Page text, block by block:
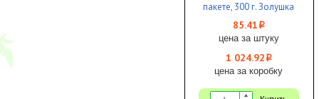
пакете, 300 г. Золушка
1/12
85.41 i
цена за штуку
1 024.92 i
цена за коробку